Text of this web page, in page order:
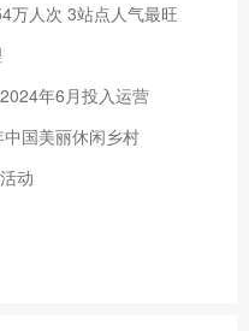
万人次 3站点人气最旺
年6月投入运营
国美丽休闲乡村
动